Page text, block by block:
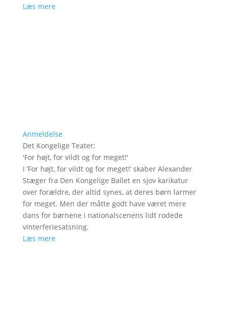
Læs mere
Anmeldelse
Det Kongelige Teater:
'For højt, for vildt og for meget!'
I ’For højt, for vildt og for meget!’ skaber Alexander
Stæger fra Den Kongelige Ballet en sjov karikatur
over forældre, der altid synes, at deres børn larmer
for meget. Men der måtte godt have været mere
dans for børnene i nationalscenens lidt rodede
vinterferiesatsning.
Læs mere